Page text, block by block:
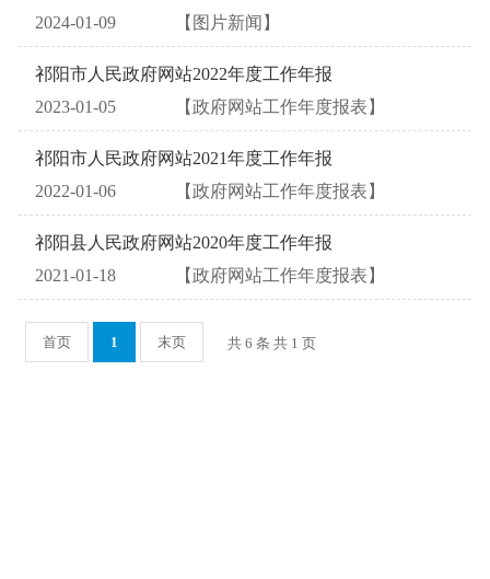
2024-01-09
【图片新闻】
祁阳市人民政府网站2022年度工作年报
2023-01-05
【政府网站工作年度报表】
祁阳市人民政府网站2021年度工作年报
2022-01-06
【政府网站工作年度报表】
祁阳县人民政府网站2020年度工作年报
2021-01-18
【政府网站工作年度报表】
首页 1 末页 共 6 条 共 1 页